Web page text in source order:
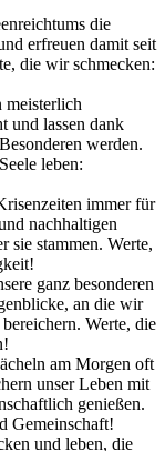
die
erfreuen damit seit
die wir schmecken:
meisterlich
und lassen dank
werden.
leben:
immer für
nachhaltigen
sie stammen. Werte,
ganz besonderen
an die wir
Werte, die
am Morgen oft
unser Leben mit
genießen.
Gemeinschaft!
und leben, die